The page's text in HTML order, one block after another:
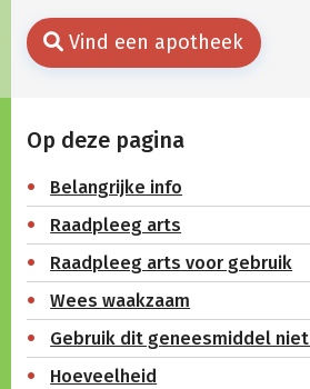
Vind een apotheek
Op deze pagina
Belangrijke info
Raadpleeg arts
Raadpleeg arts voor gebruik
Wees waakzaam
Gebruik dit geneesmiddel
Hoeveelheid